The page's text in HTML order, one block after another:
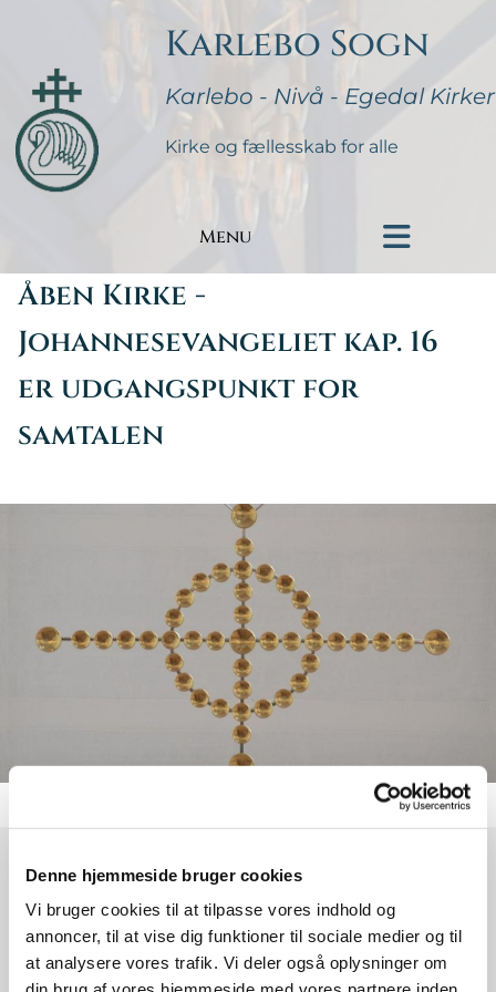
Denne hjemmeside bruger cookies
Vi bruger cookies til at tilpasse vores indhold og
annoncer, til at vise dig funktioner til sociale medier og til
at analysere vores trafik. Vi deler også oplysninger om
Karlebo Sogn
Karlebo - Nivå - Egedal Kirker
Kirke og fællesskab for alle
Menu
Åben Kirke -
Johannesevangeliet kap. 16
er udgangspunkt for
samtalen
Tirsdag 1. september 2026, kl. 19:00
Egedal Kirke, Egedalsvej 3, 2980
Kokkedal